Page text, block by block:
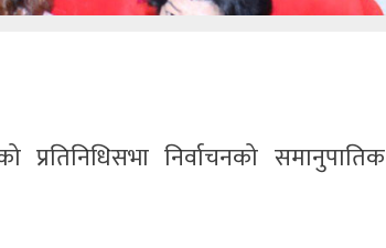
प्रतिनिधिसभा निर्वाचनको समानुपातिक